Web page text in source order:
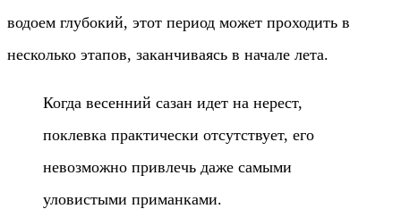
водоем глубокий, этот период может проходить в
несколько этапов, заканчиваясь в начале лета.
Когда весенний сазан идет на нерест,
поклевка практически отсутствует, его
невозможно привлечь даже самыми
уловистыми приманками.